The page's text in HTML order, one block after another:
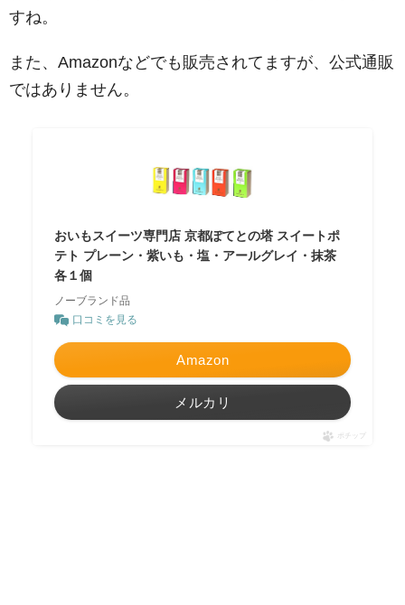
すね。
また、Amazonなどでも販売されてますが、公式通販
ではありません。
おいもスイーツ専門店 京都ぽてとの塔 スイートポ
テト プレーン・紫いも・塩・アールグレイ・抹茶
各１個
ノーブランド品
口コミを見る
Amazon
メルカリ
ポチップ